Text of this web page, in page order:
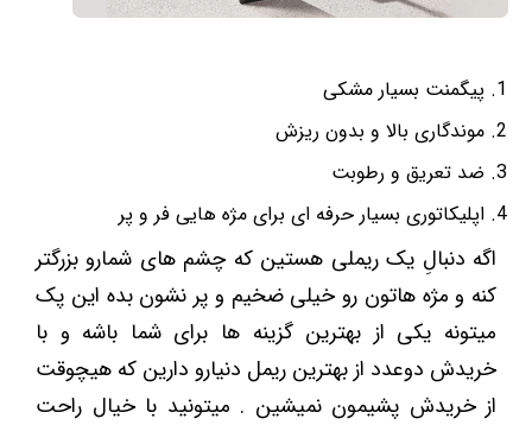
پیگمنت بسیار مشکی
موندگاری بالا و بدون ریزش
ضد تعریق و رطوبت
اپلیکاتوری بسیار حرفه ای برای مژه هایی فر و پر
اگه دنبالِ یک ریملی هستین که چشم های شمارو بزرگتر
کنه و مژه هاتون رو خیلی ضخیم و پر نشون بده این پک
میتونه یکی از بهترین گزینه ها برای شما باشه و با
خریدش دوعدد از بهترین ریمل دنیارو دارین که هیچوقت
از خریدش پشیمون نمیشین . میتونید با خیال راحت